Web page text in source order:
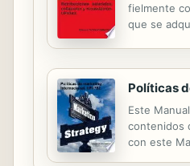
fielmente
que se
Políticas
Este
contenidos
con este